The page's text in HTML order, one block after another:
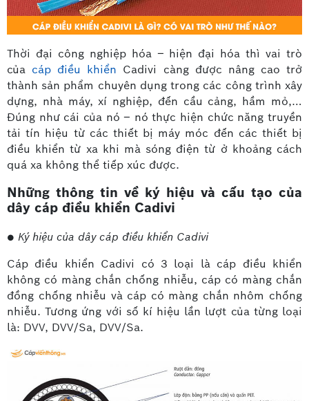
Thời đại công nghiệp hóa – hiện đại hóa thì vai trò
của cáp điều khiển Cadivi càng được nâng cao trở
thành sản phẩm chuyên dụng trong các công trình xây
dựng, nhà máy, xí nghiệp, đến cầu cảng, hầm mỏ,…
Đúng như cái của nó – nó thực hiện chức năng truyền
tải tín hiệu từ các thiết bị máy móc đến các thiết bị
điều khiển từ xa khi mà sóng điện từ ở khoảng cách
quá xa không thể tiếp xúc được.
Những thông tin về ký hiệu và cấu tạo của
dây cáp điều khiển Cadivi
● Ký hiệu của dây cáp điều khiển Cadivi
Cáp điều khiển Cadivi có 3 loại là cáp điều khiển
không có màng chắn chống nhiễu, cáp có màng chắn
đồng chống nhiễu và cáp có màng chắn nhôm chống
nhiễu. Tương ứng với số kí hiệu lần lượt của từng loại
là: DVV, DVV/Sa, DVV/Sa.